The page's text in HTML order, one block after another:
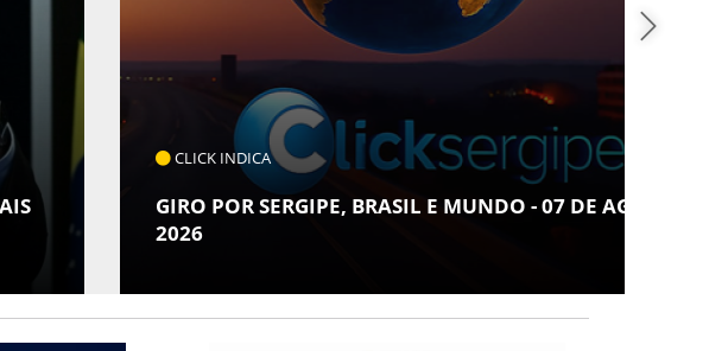
CLICK INDICA
GIRO POR SERGIPE, BRASIL E MUNDO - 07 DE AGOSTO DE